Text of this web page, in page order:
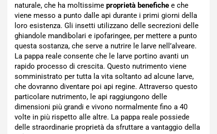
naturale, che ha moltissime proprietà benefiche e che
viene messo a punto dalle api durante i primi giorni della
loro esistenza. Gli insetti utilizzano delle secrezioni delle
ghiandole mandibolari e ipofaringee, per mettere a punto
questa sostanza, che serve a nutrire le larve nell’alveare.
La pappa reale consente che le larve portino avanti un
rapido processo di crescita. Questo nutrimento viene
somministrato per tutta la vita soltanto ad alcune larve,
che dovranno diventare poi api regine. Attraverso questo
particolare nutrimento, le api raggiungono delle
dimensioni più grandi e vivono normalmente fino a 40
volte in più rispetto alle altre. La pappa reale possiede
delle straordinarie proprietà da sfruttare a vantaggio della